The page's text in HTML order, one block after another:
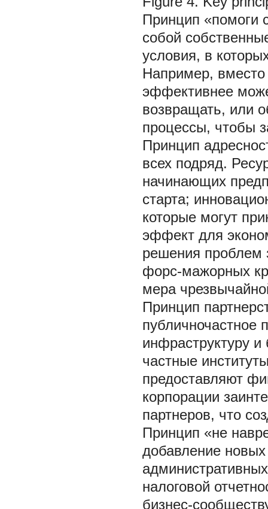
Принцип «помоги
собой
условия, в
Например, вместо
эффективнее
возвращать, или
процессы, чтобы
Принцип
всех подряд.
начинающих
старта;
которые могут
эффект для
решения проблем
форс-мажорных
мера
Принцип
публичночастное
инфраструктуру и
частные
предоставляют
корпорации
партнеров, что
Принцип «не
добавление новых
налоговой
бизнес-